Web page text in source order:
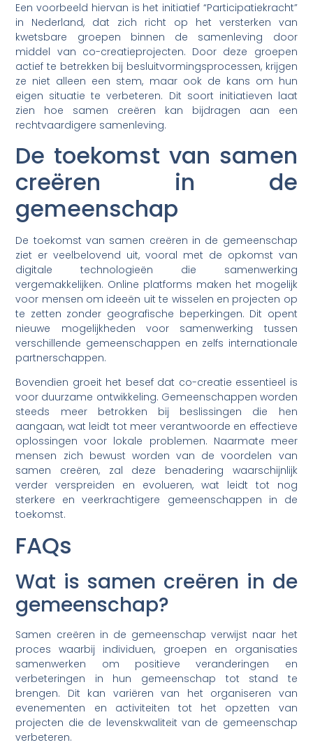
Een voorbeeld hiervan is het initiatief “Participatiekracht”
in Nederland, dat zich richt op het versterken van
kwetsbare groepen binnen de samenleving door
middel van co-creatieprojecten. Door deze groepen
actief te betrekken bij besluitvormingsprocessen, krijgen
ze niet alleen een stem, maar ook de kans om hun
eigen situatie te verbeteren. Dit soort initiatieven laat
zien hoe samen creëren kan bijdragen aan een
rechtvaardigere samenleving.
De toekomst van samen
creëren in de
gemeenschap
De toekomst van samen creëren in de gemeenschap
ziet er veelbelovend uit, vooral met de opkomst van
digitale technologieën die samenwerking
vergemakkelijken. Online platforms maken het mogelijk
voor mensen om ideeën uit te wisselen en projecten op
te zetten zonder geografische beperkingen. Dit opent
nieuwe mogelijkheden voor samenwerking tussen
verschillende gemeenschappen en zelfs internationale
partnerschappen.
Bovendien groeit het besef dat co-creatie essentieel is
voor duurzame ontwikkeling. Gemeenschappen worden
steeds meer betrokken bij beslissingen die hen
aangaan, wat leidt tot meer verantwoorde en effectieve
oplossingen voor lokale problemen. Naarmate meer
mensen zich bewust worden van de voordelen van
samen creëren, zal deze benadering waarschijnlijk
verder verspreiden en evolueren, wat leidt tot nog
sterkere en veerkrachtigere gemeenschappen in de
toekomst.
FAQs
Wat is samen creëren in de
gemeenschap?
Samen creëren in de gemeenschap verwijst naar het
proces waarbij individuen, groepen en organisaties
samenwerken om positieve veranderingen en
verbeteringen in hun gemeenschap tot stand te
brengen. Dit kan variëren van het organiseren van
evenementen en activiteiten tot het opzetten van
projecten die de levenskwaliteit van de gemeenschap
verbeteren.